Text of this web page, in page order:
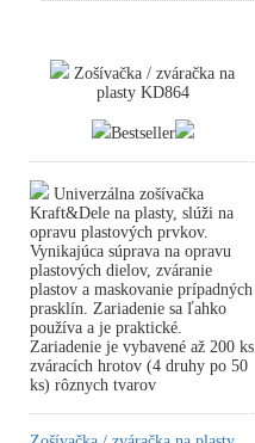
Zošívačka / zváračka na
plasty KD864
Bestseller
Univerzálna zošívačka
Kraft&Dele na plasty, slúži na
opravu plastových prvkov.
Vynikajúca súprava na opravu
plastových dielov, zváranie
plastov a maskovanie prípadných
prasklín. Zariadenie sa ľahko
používa a je praktické.
Zariadenie je vybavené až 200 ks
zváracích hrotov (4 druhy po 50
ks) rôznych tvarov